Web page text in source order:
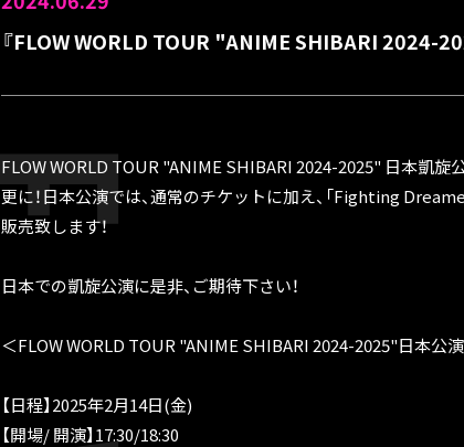
『FLOW WORLD TOUR "ANIME SHIBARI 2024-
FLOW WORLD TOUR "ANIME SHIBARI 2024-2025" 日本凱旋
更に！日本公演では、通常のチケットに加え、「Fighting
販売致します！
日本での凱旋公演に是非、ご期待下さい！
＜FLOW WORLD TOUR "ANIME SHIBARI 2024-2025"日本公
【日程】2025年2月14日(金)
【開場/ 開演】17:30/18:30